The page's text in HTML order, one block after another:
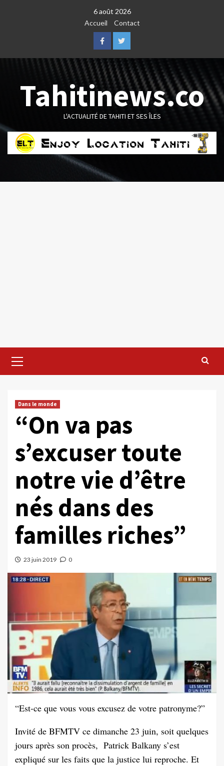
6 août 2026
Accueil
Contact
FacebookTwitter
Tahitinews.co
L'ACTUALITÉ DE TAHITI ET SES ÎLES
Menu
Dans le monde
“On va pas
s’excuser toute
notre vie d’être
nés dans des
familles riches”
23 juin 2019 0
“Est-ce que vous vous excusez de votre patronyme?”
Invité de BFMTV ce dimanche 23 juin, soit quelques
jours après son procès, Patrick Balkany s’est
expliqué sur les faits que la justice lui reproche. Et